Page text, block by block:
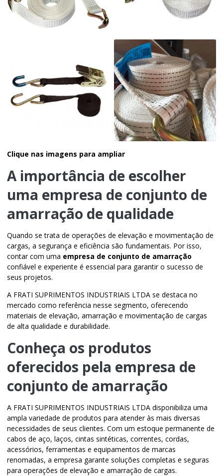
Clique nas imagens para ampliar
A importância de escolher
uma empresa de conjunto de
amarração de qualidade
Quando se trata de operações de elevação e movimentação de
cargas, a segurança e eficiência são fundamentais. Por isso,
contar com uma empresa de conjunto de amarração
confiável e experiente é essencial para garantir o sucesso de
seus projetos.
A FRATI SUPRIMENTOS INDUSTRIAIS LTDA se destaca no
mercado como referência nesse segmento, oferecendo
materiais de elevação, amarração e movimentação de cargas
de alta qualidade e durabilidade.
Conheça os produtos
oferecidos pela empresa de
conjunto de amarração
A FRATI SUPRIMENTOS INDUSTRIAIS LTDA disponibiliza uma
ampla variedade de produtos para atender às mais diversas
necessidades de seus clientes. Com um estoque permanente de
cabos de aço, laços, cintas sintéticas, correntes, cordas,
acessórios, ferramentas e equipamentos de marcas
renomadas, a empresa garante soluções completas e seguras
para operações de elevação e amarração de cargas.